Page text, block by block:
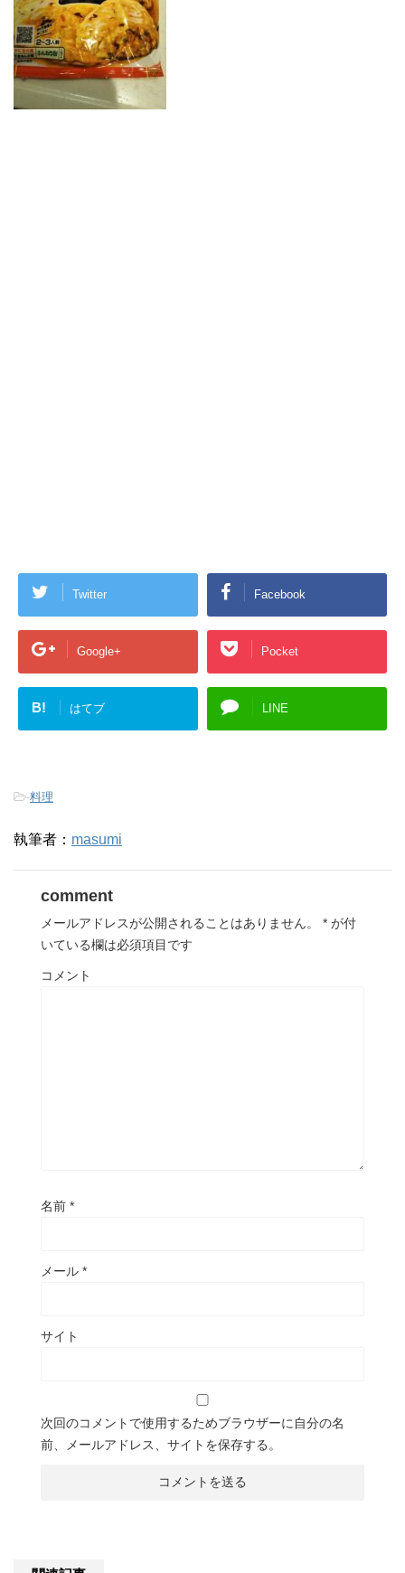
Twitter Facebook
Google+ Pocket
B! はてブ LINE
-料理
執筆者： masumi
comment
メールアドレスが公開されることはありません。 * が付
いている欄は必須項目です
コメント
名前 *
メール *
サイト
次回のコメントで使用するためブラウザーに自分の名
前、メールアドレス、サイトを保存する。